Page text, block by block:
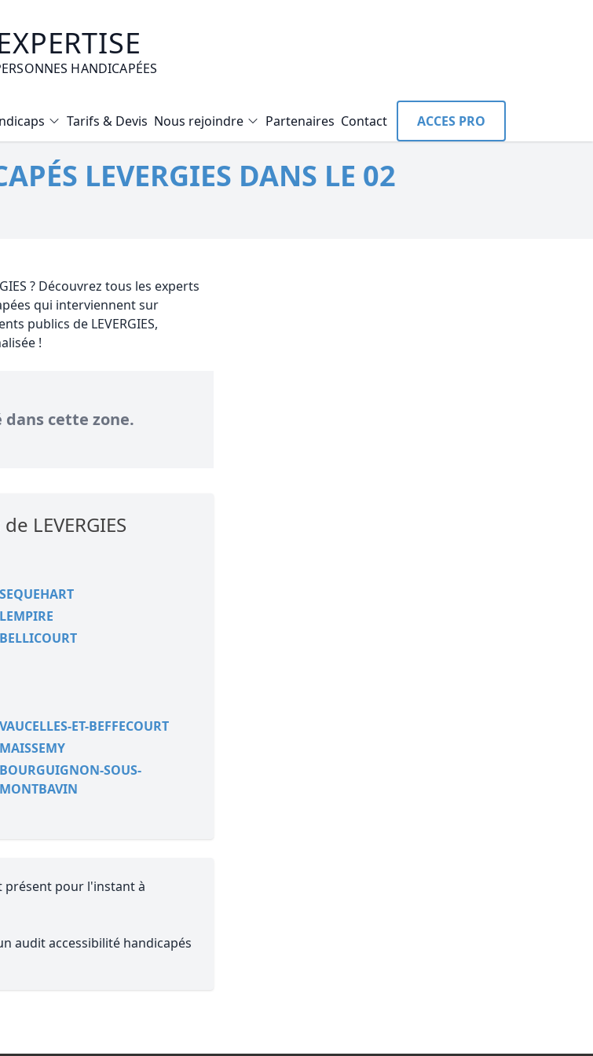
HANDICAPÉES
Tarifs & Devis Nous rejoindre Partenaires Contact ACCES PRO
LEVERGIES DANS LE 02
? Découvrez tous les experts
qui interviennent sur
publics de LEVERGIES,
!
cette zone.
LEVERGIES
SEQUEHART
LEMPIRE
BELLICOURT
VAUCELLES-ET-BEFFECOURT
MAISSEMY
BOURGUIGNON-SOUS-
MONTBAVIN
présent pour l'instant à
audit accessibilité handicapés